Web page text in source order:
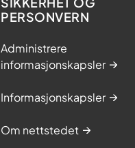
PERSONVERN
Administrere
informasjonskapsler
Informasjonskapsler
Om nettstedet